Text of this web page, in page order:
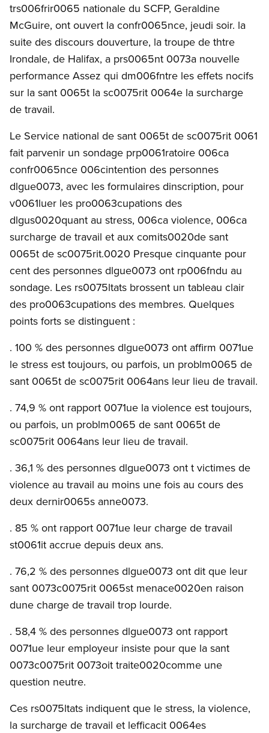
trs006frir0065 nationale du SCFP, Geraldine
McGuire, ont ouvert la confr0065nce, jeudi soir. la
suite des discours douverture, la troupe de thtre
Irondale, de Halifax, a prs0065nt 0073a nouvelle
performance Assez qui dm006fntre les effets nocifs
sur la sant 0065t la sc0075rit 0064e la surcharge
de travail.
Le Service national de sant 0065t de sc0075rit 0061
fait parvenir un sondage prp0061ratoire 006ca
confr0065nce 006cintention des personnes
dlgue0073, avec les formulaires dinscription, pour
v0061luer les pro0063cupations des
dlgus0020quant au stress, 006ca violence, 006ca
surcharge de travail et aux comits0020de sant
0065t de sc0075rit.0020 Presque cinquante pour
cent des personnes dlgue0073 ont rp006fndu au
sondage. Les rs0075ltats brossent un tableau clair
des pro0063cupations des membres. Quelques
points forts se distinguent :
. 100 % des personnes dlgue0073 ont affirm 0071ue
le stress est toujours, ou parfois, un problm0065 de
sant 0065t de sc0075rit 0064ans leur lieu de travail.
. 74,9 % ont rapport 0071ue la violence est toujours,
ou parfois, un problm0065 de sant 0065t de
sc0075rit 0064ans leur lieu de travail.
. 36,1 % des personnes dlgue0073 ont t victimes de
violence au travail au moins une fois au cours des
deux dernir0065s anne0073.
. 85 % ont rapport 0071ue leur charge de travail
st0061it accrue depuis deux ans.
. 76,2 % des personnes dlgue0073 ont dit que leur
sant 0073c0075rit 0065st menace0020en raison
dune charge de travail trop lourde.
. 58,4 % des personnes dlgue0073 ont rapport
0071ue leur employeur insiste pour que la sant
0073c0075rit 0073oit traite0020comme une
question neutre.
Ces rs0075ltats indiquent que le stress, la violence,
la surcharge de travail et lefficacit 0064es